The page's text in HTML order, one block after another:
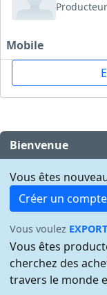
Producteur
Mobile
Bienvenue
Vous êtes
Créer un compte
Vous voulez
Vous êtes
cherchez des
travers le monde